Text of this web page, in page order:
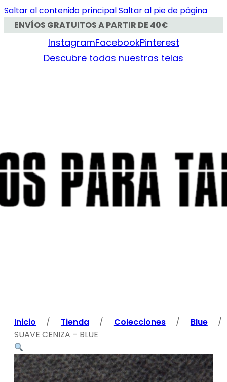
Saltar al contenido principalSaltar al pie de página
ENVÍOS GRATUITOS A PARTIR DE 40€
InstagramFacebookPinterest
Descubre todas nuestras telas
Inicio / Tienda / Colecciones / Blue
/
SUAVE CENIZA – BLUE